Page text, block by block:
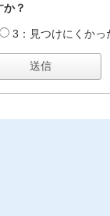
？
3：見つけにくかっ